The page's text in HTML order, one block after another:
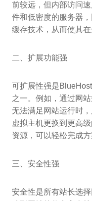
前较远，但内部访问
件和低密度的服务器
缓存技术，从而使其
二、扩展功能强
可扩展性强是
之一。例如，通过网
无法满足网站运行时
虚拟主机更换到更高
资源，可以轻松完成方
三、安全性强
安全性是所有站长选